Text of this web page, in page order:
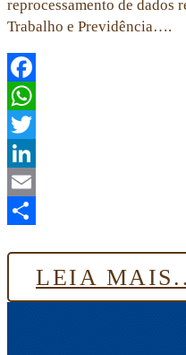
reprocessamento de
Trabalho e Previdência….
Facebook
WhatsApp
Twitter
LinkedIn
Email
LEIA